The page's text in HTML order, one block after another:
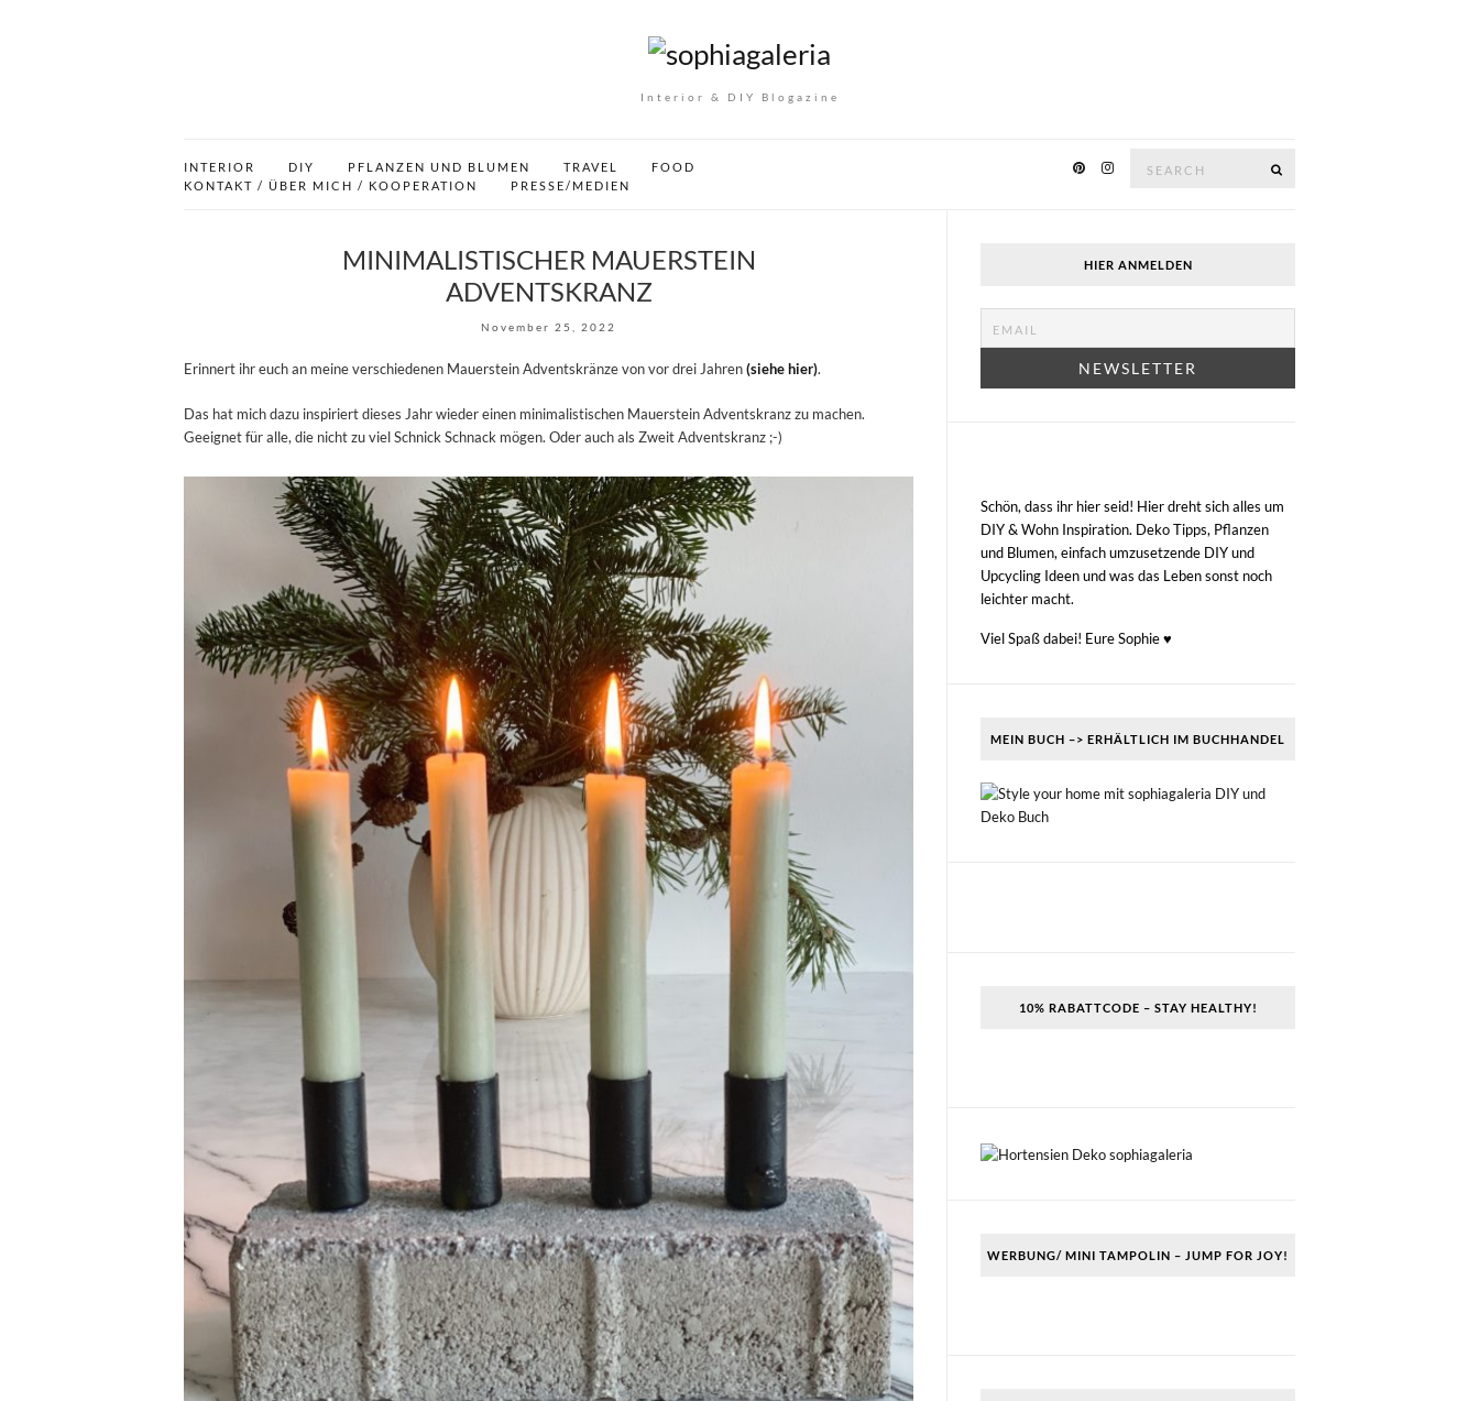
Interior & DIY Blogazine
INTERIOR DIY PFLANZEN UND BLUMEN TRAVEL
FOOD
KONTAKT / ÜBER MICH / KOOPERATION
PRESSE/MEDIEN
MINIMALISTISCHER MAUERSTEIN
ADVENTSKRANZ
November 25, 2022
Erinnert ihr euch an meine verschiedenen Mauerstein Adventskränze von vor drei Jahren(siehe hier).
Das hat mich dazu inspiriert dieses Jahr wieder einen minimalistischen Mauerstein Adventskranz zu machen.
Geeignet für alle, die nicht zu viel Schnick Schnack mögen. Oder auch als Zweit Adventskranz ;-)
HIER ANMELDEN
Schön, dass ihr hier seid! Hier dreht sich alles um
DIY & Wohn Inspiration. Deko Tipps, Pflanzen
und Blumen, einfach umzusetzende DIY und
Upcycling Ideen und was das Leben sonst noch
leichter macht.
Viel Spaß dabei! Eure Sophie ♥
MEIN BUCH –> ERHÄLTLICH IM BUCHHANDEL
10% RABATTCODE – STAY HEALTHY!
WERBUNG/ MINI TAMPOLIN – JUMP FOR JOY!